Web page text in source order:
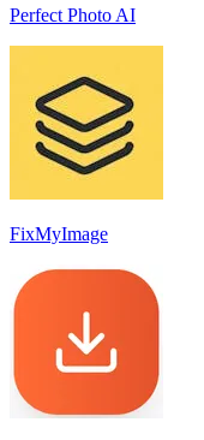
Perfect Photo AI
FixMyImage